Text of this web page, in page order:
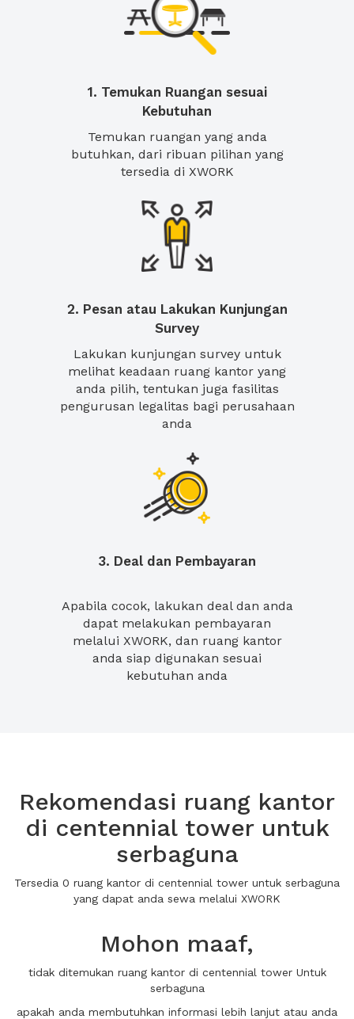
1. Temukan Ruangan sesuai
Kebutuhan
Temukan ruangan yang anda
butuhkan, dari ribuan pilihan yang
tersedia di XWORK
2. Pesan atau Lakukan Kunjungan
Survey
Lakukan kunjungan survey untuk
melihat keadaan ruang kantor yang
anda pilih, tentukan juga fasilitas
pengurusan legalitas bagi perusahaan
anda
3. Deal dan Pembayaran
Apabila cocok, lakukan deal dan anda
dapat melakukan pembayaran
melalui XWORK, dan ruang kantor
anda siap digunakan sesuai
kebutuhan anda
Rekomendasi ruang kantor
di centennial tower untuk
serbaguna
Tersedia 0 ruang kantor di centennial tower untuk serbaguna
yang dapat anda sewa melalui XWORK
Mohon maaf,
tidak ditemukan ruang kantor di centennial tower Untuk
serbaguna
apakah anda membutuhkan informasi lebih lanjut atau anda